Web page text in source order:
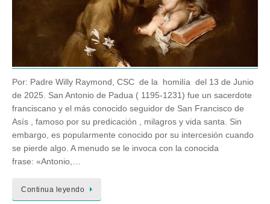
Por: Padre Willy Raymond, CSC de la homilía del 13 de Junio
de 2025. San Antonio de Padua ( 1195-1231) fue un sacerdote
franciscano y el más conocido seguidor de San Francisco de
Asís , famoso por su predicación , milagros y vida santa. Sin
embargo, es popularmente conocido por su intercesión cuando
se pierde algo. A menudo se le invoca con la conocida
frase: «Antonio,…
Continua leyendo